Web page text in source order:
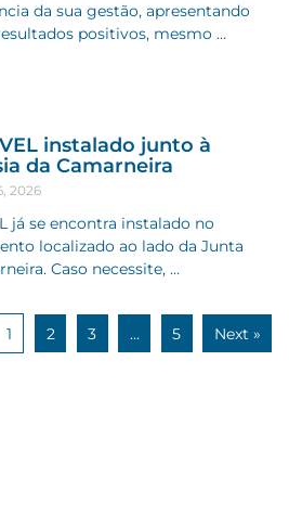
da sua gestão, apresentando
positivos, mesmo …
instalado junto à
da Camarneira
2026
já se encontra instalado no
localizado ao lado da Junta
Caso necessite, …
1 2 3 … 5 Next »